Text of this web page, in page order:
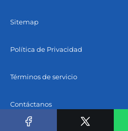
Sitemap
Política de Privacidad
Términos de servicio
Contáctanos